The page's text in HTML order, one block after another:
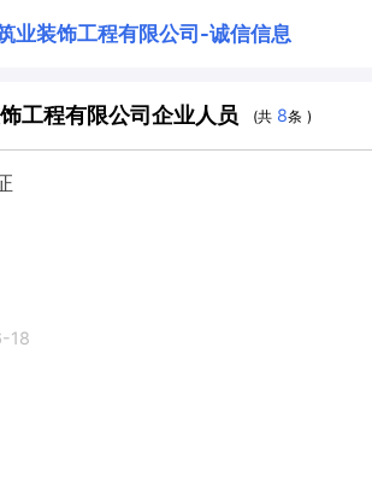
业装饰工程有限公司 -诚信信息
工程有限公司企业人员 (共 8条 )
18